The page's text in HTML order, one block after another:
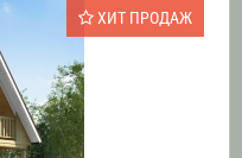
ХИТ ПРОДАЖ